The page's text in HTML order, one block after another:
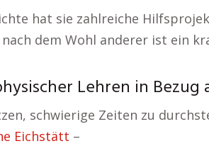
hat sie zahlreiche
dem Wohl anderer ist ein
Lehren in Bezug
schwierige Zeiten zu
Eichstätt –